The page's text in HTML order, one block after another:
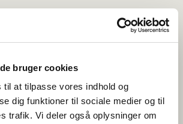
bruger cookies
til at tilpasse vores indhold og
dig funktioner til sociale medier og til
trafik. Vi deler også oplysninger om